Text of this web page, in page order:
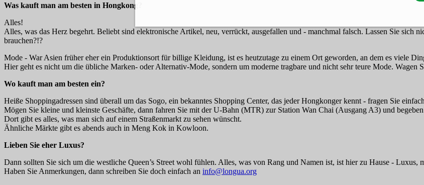
Was kauft man am besten in Hongkong?
Alles!
Alles, was das Herz begehrt. Beliebt sind elektronische Artikel, neu, verrückt, ausgefallen und - manchmal falsch. Lassen Sie sich
brauchen?!?
Mode - War Asien früher eher ein Produktionsort für billige Kleidung, ist es heutzutage zu einem Ort geworden, an dem es viele
Hier geht es nicht um die übliche Marken- oder Alternativ-Mode, sondern um moderne tragbare und nicht sehr teure Mode. Wagen
Wo kauft man am besten ein?
Heiße Shoppingadressen sind überall um das Sogo, ein bekanntes Shopping Center, das jeder Hongkonger kennt - fragen Sie
Mögen Sie kleine und kleinste Geschäfte, dann fahren Sie mit der U-Bahn (MTR) zur Station Wan Chai (Ausgang A3) und
Dort gibt es alles, was man sich auf einem Straßenmarkt zu sehen wünscht.
Ähnliche Märkte gibt es abends auch in Meng Kok in Kowloon.
Lieben Sie eher Luxus?
Dann sollten Sie sich um die westliche Queen’s Street wohl fühlen. Alles, was von Rang und Namen ist, ist hier zu Hause - Luxus,
Haben Sie Anmerkungen, dann schreiben Sie doch einfach an info@longua.org